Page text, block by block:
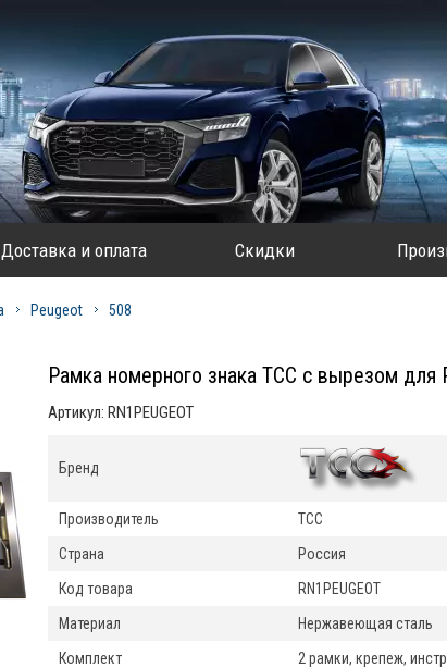
Доставка и оплата Скидки
Peugeot 508
Рамка номерного знака ТСС с вырезом
Артикул: RN1PEUGEOT
Бренд
Производитель
ТСС
Страна
Россия
Код товара
RN1PEUGEOT
Материал
Нержавеющая сталь
Комплект
2 рамки, крепеж,